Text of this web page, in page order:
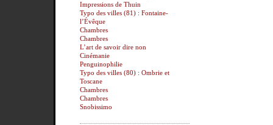
Impressions de Thuin
Typo des villes (81) : Fontaine-
l’Évêque
Chambres
Chambres
L’art de savoir dire non
Cinémanie
Penguinophilie
Typo des villes (80) : Ombrie et
Toscane
Chambres
Chambres
Snobissimo